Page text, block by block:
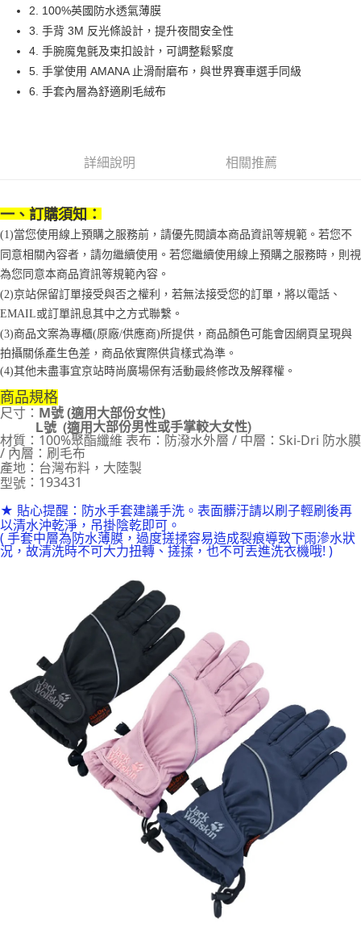
全盈+PAY
大哥付你分期
相關說明
【大哥付你分期使用說明】
1.本服務由台灣大哥大提供，台灣大哥大用戶可立即使用無須另外申請。
4.訂單成立30分鐘內，如未前往確認交易或遇審核未通過，訂單將自動取
【繳款方式說明】
1.分期款項不併入電信帳單，「大哥付你分期」於每月結算日後寄送繳費提
醒簡訊。
2.透過簡訊連結打開帳單後，可選擇「超商條碼／台灣大直營門市／銀行轉
【注意事項】
1.本服務係由「台灣大哥大股份有限公司」（以下簡稱本公司）所提供，讓
用戶於交易時，得透過本服務購買商品或服務，並由商店將買賣／分期付款
買賣價金債權讓與本公司後，依約使用本公司帳單繳交帳款。
2.基於同意付款使用「大哥付你分期」之契約關係目的，商店將以您的個人
資料（包含姓名、電話或地址）提供予台灣大哥大進項蒐集、處理及利用，
3.完整用戶服務條款，請詳閱以下連結：
AFTEE先享後付
１．簡單：不需註冊會員、不需綁卡、不需儲值。
【「AFTEE先享後付」結帳流程】
１．於結帳方式選擇「AFTEE先享後付」後，將跳轉至「AFTEE先享後付」
結帳頁面，進行簡訊認證並確認金額後，即可完成結帳。
２．訂單成立數日內，您將收到繳費通知簡訊。
ATM／網路銀行／等多元方式進行付款，方視為交易完成。
※ 請注意：結帳手續完成當下不需立刻繳費，但若您需要取消訂單，請聯絡
購買商品的店家。未經商家同意取消之訂單仍視為有效，需透過AFTEE先享
後付繳納相關費用。
※ 交易是否成功請以「AFTEE先享後付 」之結帳頁面顯示為準，若有關於
是否繳費成功／繳費後需取消欲退款等相關疑問，請聯繫「AFTEE先享後付
客戶支援中心」
【注意事項】
１．透過由恩沛科技股份有限公司提供之「AFTEE先享後付」服務完成之交
易，需依本服務之必要範圍內提供個人資料，並將交易相關給付款項請求債
權轉讓予恩沛科技股份有限公司。
２．關於個人資料處理事宜，請瀏覽以下網址：
https://aftee.tw/terms/#terms3
３．未成年的使用者請事先徵得法定代理人或監護人之同意方可使用
「AFTEE先享後付」，若未經同意申辦者引起之損失，本公司不負相關責
任。
４．使用「AFTEE先享後付」時，將依據個別帳號之用戶狀況，依本公司即
時審查核予不同之上限額度；若仍有額度不足之情形，本公司將視審查結果
５．嚴禁一人註冊多個帳號或使用他人資訊註冊。若發現惡意使用之情形，
恩沛科技股份有限公司將有權停止該用戶之使用額度並採取法律行動。
付款後全家取貨
每筆NT$70，滿NT$1,000(含以上)免運費
付款後7-11取貨
每筆NT$70，滿NT$1,000(含以上)免運費
宅配
每筆NT$100，滿NT$1,200(含以上)免運費
京站台北店客服中心(1F星巴克旁) 即日起不提供京站紙袋，取件時
請自備購物袋，若需購買紙袋可現場詢問
免運費
2. 100%英國防水透氣薄膜
3. 手背 3M 反光條設計，提升夜間安全性
4. 手腕魔鬼氈及束扣設計，可調整鬆緊度
5. 手掌使用 AMANA 止滑耐磨布，與世界賽車選手同級
6. 手套內層為舒適刷毛絨布
詳細說明 相關推薦
一、訂購須知：
(1)當您使用線上預購之服務前，請優先閱讀本商品資訊等規範。若您不
同意相關內容者，請勿繼續使用。若您繼續使用線上預購之服務時，則視
為您同意本商品資訊等規範內容。
(2)京站保留訂單接受與否之權利，若無法接受您的訂單，將以電話、
EMAIL或訂單訊息其中之方式聯繫。
(3)商品文案為專櫃(原廠/供應商)所提供，商品顏色可能會因網頁呈現與
拍攝關係產生色差，商品依實際供貨樣式為準。
(4)其他未盡事宜京站時尚廣場保有活動最終修改及解釋權。
商品規格
尺寸： M號 (適用大部份女性)
L號 (適用大部份男性或手掌較大女性)
材質：100%聚酯纖維 表布：防潑水外層 / 中層：Ski-Dri 防水膜
/ 內層：刷毛布
產地 ：台灣布料，大陸製
型號 ：193431
★ 貼心提醒 ：防水手套建議手洗。表面髒汙請以刷子輕刷後再
以清水沖乾淨，吊掛陰乾即可。
( 手套中層為防水薄膜，過度搓揉容易造成裂痕導致下雨滲水狀
況，故清洗時不可大力扭轉、搓揉，也不可丟進洗衣機哦! )